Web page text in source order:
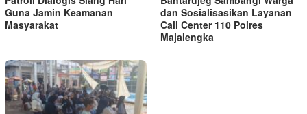
Guna Jamin Keamanan
Masyarakat
dan Sosialisasikan Layanan
Call Center 110 Polres
Majalengka